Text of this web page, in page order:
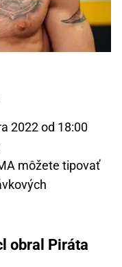
2022 od 18:00
môžete tipovať
obral Piráta